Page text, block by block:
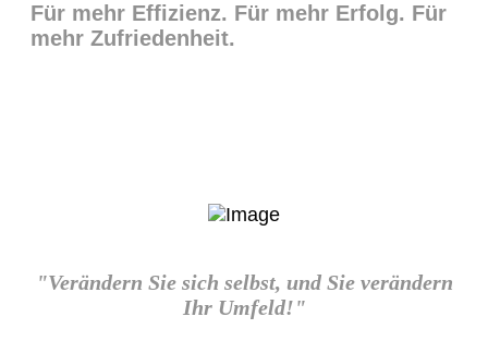
Für mehr Effizienz. Für mehr Erfolg. Für
mehr Zufriedenheit.
"Verändern Sie sich selbst, und Sie verändern
Ihr Umfeld!"